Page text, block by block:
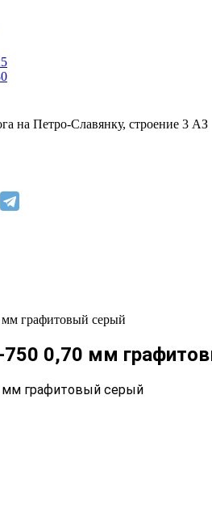
на Петро-Славянку, строение 3 АЗ
графитовый серый
0,70 мм
мм графитовый серый